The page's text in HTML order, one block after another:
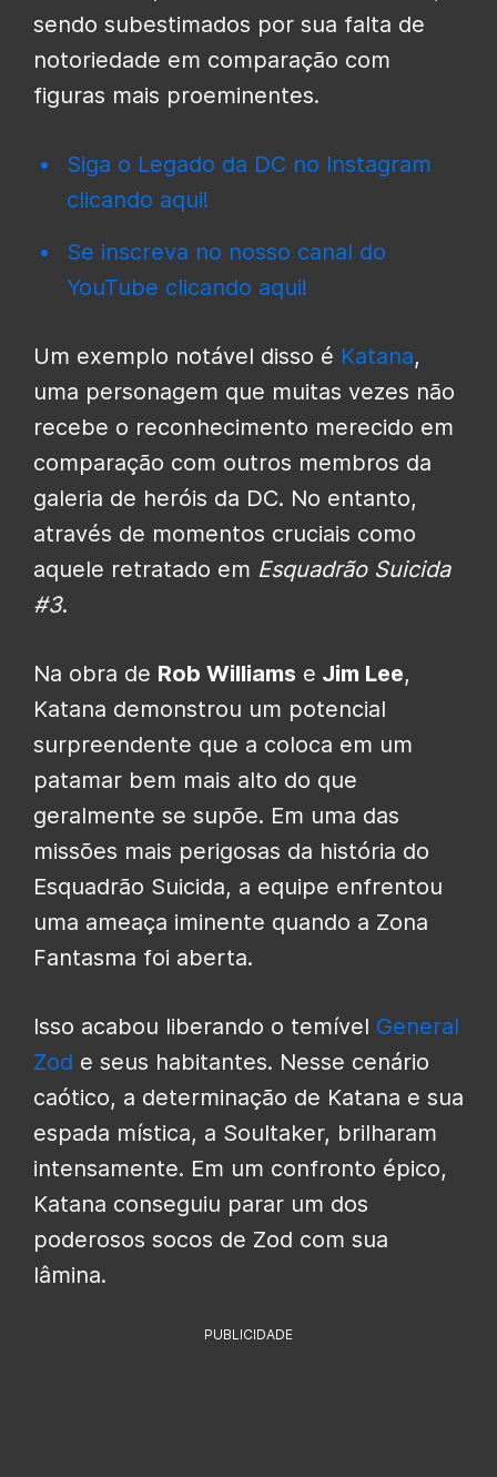
sendo subestimados por sua falta de
notoriedade em comparação com
figuras mais proeminentes.
Siga o Legado da DC no Instagram
clicando aqui!
Se inscreva no nosso canal do
YouTube clicando aqui!
Um exemplo notável disso é Katana,
uma personagem que muitas vezes não
recebe o reconhecimento merecido em
comparação com outros membros da
galeria de heróis da DC. No entanto,
através de momentos cruciais como
aquele retratado em Esquadrão Suicida
#3.
Na obra de Rob Williams e Jim Lee,
Katana demonstrou um potencial
surpreendente que a coloca em um
patamar bem mais alto do que
geralmente se supõe. Em uma das
missões mais perigosas da história do
Esquadrão Suicida, a equipe enfrentou
uma ameaça iminente quando a Zona
Fantasma foi aberta.
Isso acabou liberando o temível General
Zod e seus habitantes. Nesse cenário
caótico, a determinação de Katana e sua
espada mística, a Soultaker, brilharam
intensamente. Em um confronto épico,
Katana conseguiu parar um dos
poderosos socos de Zod com sua
lâmina.
PUBLICIDADE